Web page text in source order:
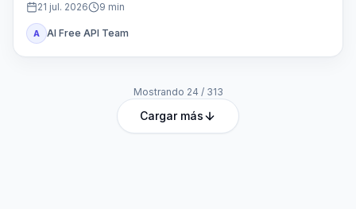
21 jul. 2026 9 min
A AI Free API Team
Mostrando 24 / 313
Cargar más